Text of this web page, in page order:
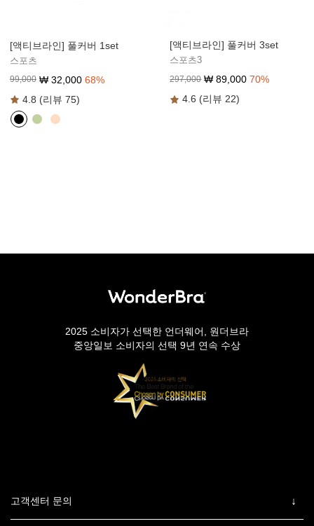
[액티브라인] 풀커버 1set
스포츠
99,000 ₩ 32,000 68%
4.8 (리뷰 75)
[액티브라인] 풀커버 3set
스포츠3
297,000 ₩89,000 70%
4.6 (리뷰 22)
2025 소비자가 선택한 언더웨어, 원더브라
중앙일보 소비자의 선택 9년 연속 수상
고객센터 문의